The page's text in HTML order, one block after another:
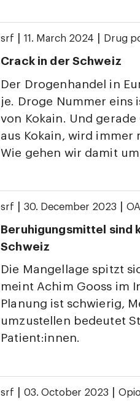
srf 11. March 2024 Drug
Crack in der Schweiz
Der Drogenhandel in
je. Droge Nummer eins
von Kokain. Und
aus Kokain, wird immer
Wie gehen wir damit
srf 30. December 2023
Beruhigungsmittel sind
Schweiz
Die Mangellage spitzt
meint Achim Gooss im
Planung ist schwierig,
umzustellen bedeutet
Patient:innen.
srf 03. October 2023